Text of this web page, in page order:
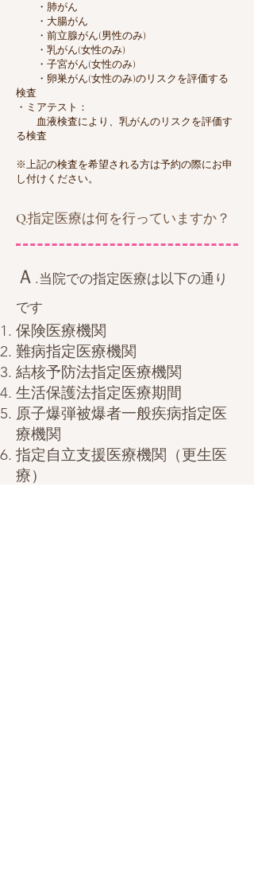
・肺がん
・大腸がん
・前立腺がん(男性のみ)
・乳がん(女性のみ)
・子宮がん(女性のみ)
・卵巣がん(女性のみ)のリスクを評価する
検査
・ミアテスト：
血液検査により、乳がんのリスクを評価す
る検査
※上記の検査を希望される方は予約の際にお申
し付けください。
Q.指定医療は何を行っていますか？
Ａ.当院での指定医療は以下の通り
です
保険医療機関
難病指定医療機関
結核予防法指定医療機関
生活保護法指定医療期間
原子爆弾被爆者一般疾病指定医
療機関
指定自立支援医療機関（更生医
療）